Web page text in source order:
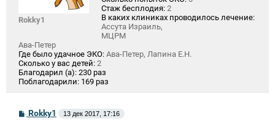
Rokky1
Стаж бесплодия: 2
В каких клиниках проводилось лечение:
Ассута Израиль,
МЦРМ
Ава-Петер
Где было удачное ЭКО: Ава-Петер, Лапина Е.Н.
Сколько у вас детей: 2
Благодарил (а): 230 раз
Поблагодарили: 169 раз
С
о
Rokky1 13 дек 2017, 17:16